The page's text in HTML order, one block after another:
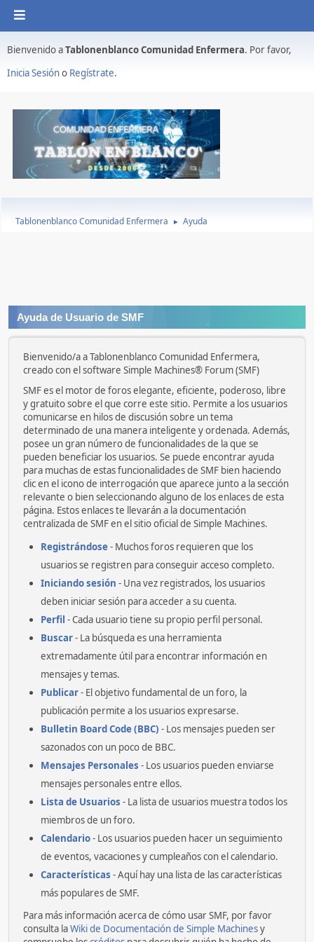
Bienvenido aTablonenblanco Comunidad Enfermera. Por favor,
Inicia Sesióno Regístrate.
Tablonenblanco Comunidad Enfermera ► Ayuda
Ayuda de Usuario de SMF
Bienvenido/a a Tablonenblanco Comunidad Enfermera,
creado con el software Simple Machines® Forum (SMF)
SMF es el motor de foros elegante, eficiente, poderoso, libre
y gratuito sobre el que corre este sitio. Permite a los usuarios
comunicarse en hilos de discusión sobre un tema
determinado de una manera inteligente y ordenada. Además,
posee un gran número de funcionalidades de la que se
pueden beneficiar los usuarios. Se puede encontrar ayuda
para muchas de estas funcionalidades de SMF bien haciendo
clic en el icono de interrogación que aparece junto a la sección
relevante o bien seleccionando alguno de los enlaces de esta
página. Estos enlaces te llevarán a la documentación
centralizada de SMF en el sitio oficial de Simple Machines.
Registrándose- Muchos foros requieren que los
usuarios se registren para conseguir acceso completo.
Iniciando sesión - Una vez registrados, los usuarios
deben iniciar sesión para acceder a su cuenta.
Perfil - Cada usuario tiene su propio perfil personal.
Buscar- La búsqueda es una herramienta
extremadamente útil para encontrar información en
mensajes y temas.
Publicar- El objetivo fundamental de un foro, la
publicación permite a los usuarios expresarse.
Bulletin Board Code (BBC) - Los mensajes pueden ser
sazonados con un poco de BBC.
Mensajes Personales - Los usuarios pueden enviarse
mensajes personales entre ellos.
Lista de Usuarios - La lista de usuarios muestra todos los
miembros de un foro.
Calendario- Los usuarios pueden hacer un seguimiento
de eventos, vacaciones y cumpleaños con el calendario.
Características - Aquí hay una lista de las características
más populares de SMF.
Para más información acerca de cómo usar SMF, por favor
consulta laWiki de Documentación de Simple Machinesy